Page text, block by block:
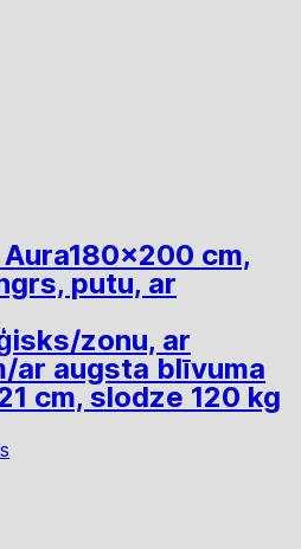
180x200 cm,
putu, ar
zonu, ar
ar augsta blīvuma
cm, slodze 120 kg